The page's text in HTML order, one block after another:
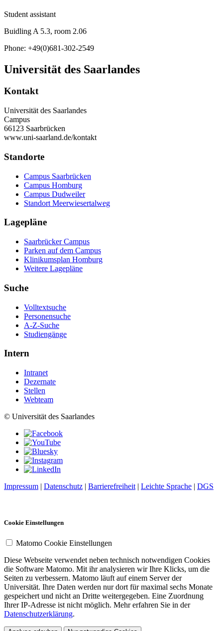
Student assistant
Buidling A 5.3, room 2.06
Phone: +49(0)681-302-2549
Universität des Saarlandes
Kontakt
Universität des Saarlandes
Campus
66123 Saarbrücken
www.uni-saarland.de/kontakt
Standorte
Campus Saarbrücken
Campus Homburg
Campus Dudweiler
Standort Meerwiesertalweg
Lagepläne
Saarbrücker Campus
Parken auf dem Campus
Klinikumsplan Homburg
Weitere Lagepläne
Suche
Volltextsuche
Personensuche
A-Z-Suche
Studiengänge
Intern
Intranet
Dezernate
Stellen
Webteam
© Universität des Saarlandes
Impressum | Datenschutz | Barrierefreiheit | Leichte Sprache | DGS
Cookie Einstellungen
Matomo Cookie Einstellungen
Diese Webseite verwendet neben technisch notwendigen Cookies
die Software Matomo. Mit ihr analysieren wir Ihre Klicks, um die
Seiten zu verbessern. Matomo läuft auf einem Server der
Universität. Ihre Daten werden nur dort für maximal sechs Monate
gespeichert und nicht an Dritte weitergegeben. Eine Zuordnung
Ihrer IP-Adresse ist nicht möglich. Mehr erfahren Sie in der
Datenschutzerklärung.